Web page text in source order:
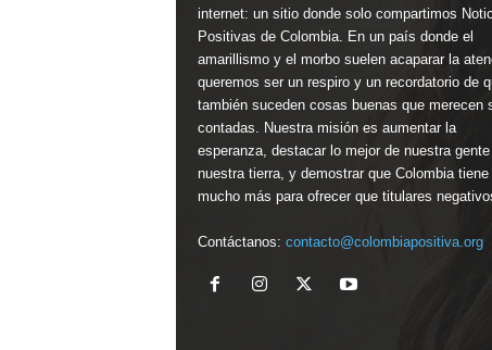
internet: un sitio donde solo compartimos
Positivas de Colombia. En un país donde el
amarillismo y el morbo suelen acaparar la
queremos ser un respiro y un recordatorio de
también suceden cosas buenas que merecen
contadas. Nuestra misión es aumentar la
esperanza, destacar lo mejor de nuestra
nuestra tierra, y demostrar que Colombia tiene
mucho más para ofrecer que titulares
Contáctanos: contacto@colombiapositiva.org